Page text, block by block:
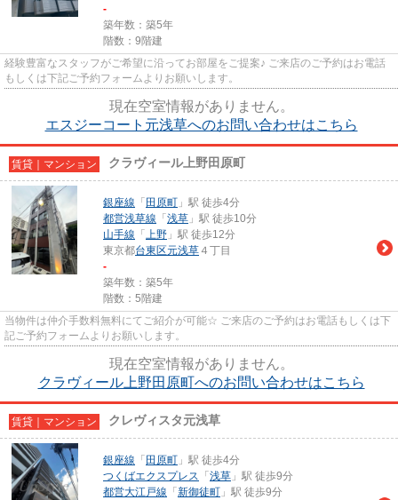
-
築年数：築5年
階数：9階建
経験豊富なスタッフがご希望に沿ってお部屋をご提案♪ ご来店のご予約はお電話
もしくは下記ご予約フォームよりお願いします。
現在空室情報がありません。
エスジーコート元浅草へのお問い合わせはこちら
賃貸｜マンション クラヴィール上野田原町
銀座線 「 田原町 」駅 徒歩4分
都営浅草線 「 浅草 」駅 徒歩10分
山手線 「 上野 」駅 徒歩12分
東京都台東区元浅草 ４丁目
-
築年数：築5年
階数：5階建
当物件は仲介手数料無料にてご紹介が可能☆ ご来店のご予約はお電話もしくは下
記ご予約フォームよりお願いします。
現在空室情報がありません。
クラヴィール上野田原町へのお問い合わせはこちら
賃貸｜マンション クレヴィスタ元浅草
銀座線 「 田原町 」駅 徒歩4分
つくばエクスプレス 「 浅草 」駅 徒歩9分
都営大江戸線 「 新御徒町 」駅 徒歩9分